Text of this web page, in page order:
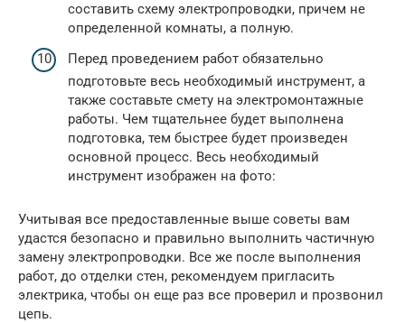
составить схему электропроводки, причем не
определенной комнаты, а полную.
Перед проведением работ обязательно
подготовьте весь необходимый инструмент, а
также составьте смету на электромонтажные
работы. Чем тщательнее будет выполнена
подготовка, тем быстрее будет произведен
основной процесс. Весь необходимый
инструмент изображен на фото:
Учитывая все предоставленные выше советы вам
удастся безопасно и правильно выполнить частичную
замену электропроводки. Все же после выполнения
работ, до отделки стен, рекомендуем пригласить
электрика, чтобы он еще раз все проверил и прозвонил
цепь.